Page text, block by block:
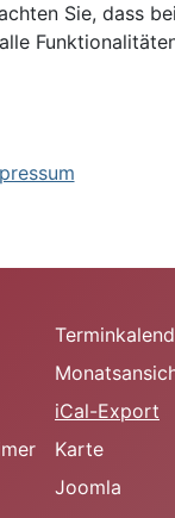
iCal-Export
Karte
Joomla
Sie, dass